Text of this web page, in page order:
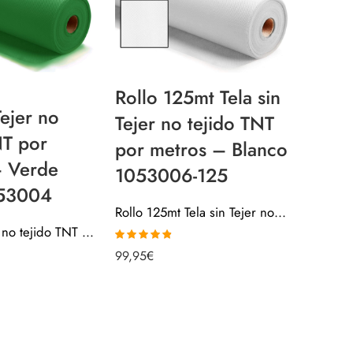
no
por
Verde
Tela sin Tejer no tejido TNT por metros – Verde Oliva 1053004
Rollo 125mt Tela sin
Tejer no tejido TNT
por metros – Blanco
1053006-125
Rollo 125mt Tela sin Tejer no tejido TNT por metros – Blanco 1053006-125
Valorado
con 4.75de
99,95€